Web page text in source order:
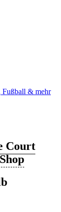
Fußball & mehr
Court